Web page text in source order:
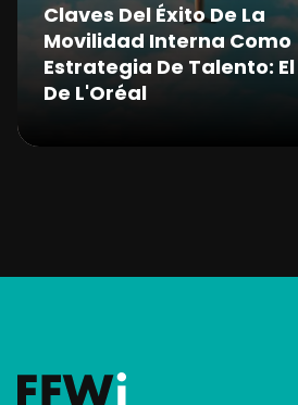
Claves Del Éxito De La
Movilidad Interna Como
Estrategia De Talento:
De L'Oréal